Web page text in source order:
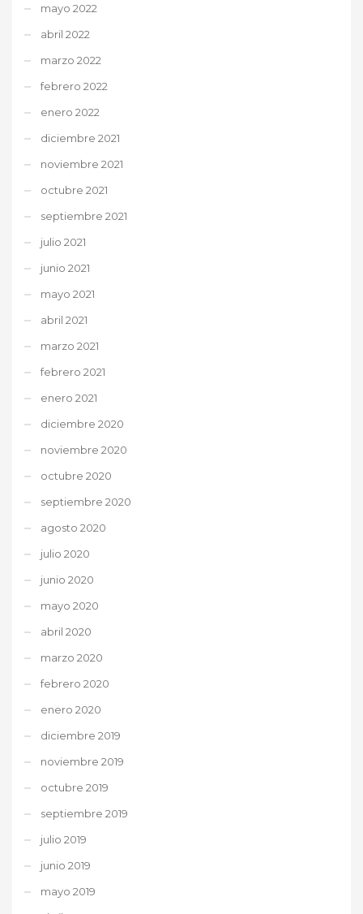
mayo 2022
abril 2022
marzo 2022
febrero 2022
enero 2022
diciembre 2021
noviembre 2021
octubre 2021
septiembre 2021
julio 2021
junio 2021
mayo 2021
abril 2021
marzo 2021
febrero 2021
enero 2021
diciembre 2020
noviembre 2020
octubre 2020
septiembre 2020
agosto 2020
julio 2020
junio 2020
mayo 2020
abril 2020
marzo 2020
febrero 2020
enero 2020
diciembre 2019
noviembre 2019
octubre 2019
septiembre 2019
julio 2019
junio 2019
mayo 2019